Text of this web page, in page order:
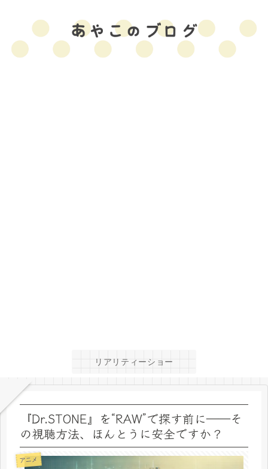
リアリティーショー
『Dr.STONE』を“RAW”で探す前に――そ
の視聴方法、ほんとうに安全ですか？
アニメ